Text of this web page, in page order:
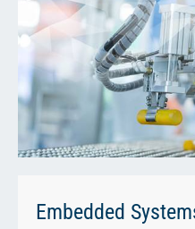
Embedded